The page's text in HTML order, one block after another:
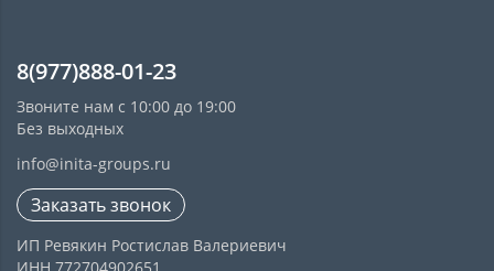
8(977)888-01-23
Звоните нам с 10:00 до 19:00
Без выходных
info@inita-groups.ru
Заказать звонок
ИП Ревякин Ростислав Валериевич